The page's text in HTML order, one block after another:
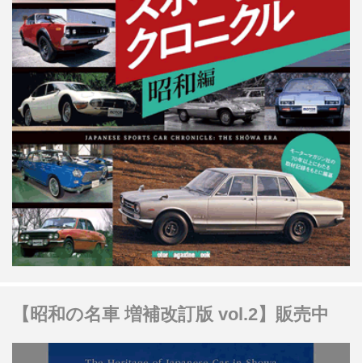
【昭和の名車 増補改訂版 vol.2】販売中